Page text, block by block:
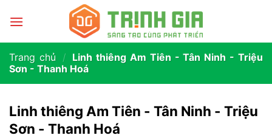
Trang chủ / Linh thiêng Am Tiên - Tân Ninh - Triệu
Sơn - Thanh Hoá
Linh thiêng Am Tiên - Tân Ninh - Triệu
Sơn - Thanh Hoá